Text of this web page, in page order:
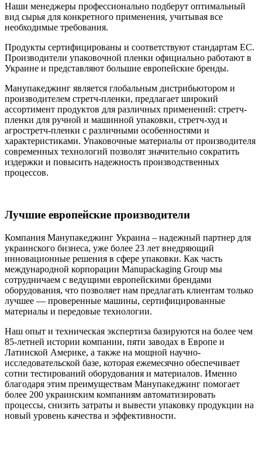
Наши менеджеры профессионально подберут оптимальный
вид сырья для конкретного применения, учитывая все
необходимые требования.
Продукты сертифицированы и соответствуют стандартам ЕС.
Производители упаковочной пленки официально работают в
Украине и представляют большие европейские бренды.
Манупакеджинг является глобальным дистрибьютором и
производителем стретч-пленки, предлагает широкий
ассортимент продуктов для различных применений: стретч-
пленки для ручной и машинной упаковки, стретч-худ и
агростретч-пленки с различными особенностями и
характеристиками. Упаковочные материалы от производителя
современных технологий позволят значительно сократить
издержки и повысить надежность производственных
процессов.
Лучшие европейские производители
Компания Манупакеджинг Украина – надежный партнер для
украинского бизнеса, уже более 23 лет внедряющий
инновационные решения в сфере упаковки. Как часть
международной корпорации Manupackaging Group мы
сотрудничаем с ведущими европейскими брендами
оборудования, что позволяет нам предлагать клиентам только
лучшее — проверенные машины, сертифицированные
материалы и передовые технологии.
Наш опыт и техническая экспертиза базируются на более чем
85-летней истории компании, пяти заводах в Европе и
Латинской Америке, а также на мощной научно-
исследовательской базе, которая ежемесячно обеспечивает
сотни тестирований оборудования и материалов. Именно
благодаря этим преимуществам Манупакеджинг помогает
более 200 украинским компаниям автоматизировать
процессы, снизить затраты и вывести упаковку продукции на
новый уровень качества и эффективности.